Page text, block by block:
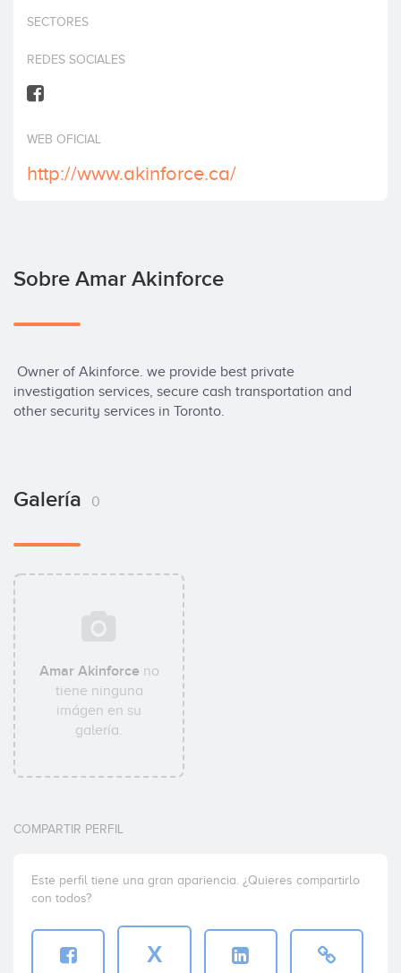
Invertir
SECTORES
REDES SOCIALES
WEB OFICIAL
http://www.akinforce.ca/
Sobre Amar Akinforce
investigation services, secure cash transportation and
other security services in Toronto.
Galería 0
Amar Akinforceno
tiene ninguna
imágen en su
galería.
COMPARTIR PERFIL
Este perfil tiene una gran apariencia. ¿Quieres compartirlo
con todos?
X